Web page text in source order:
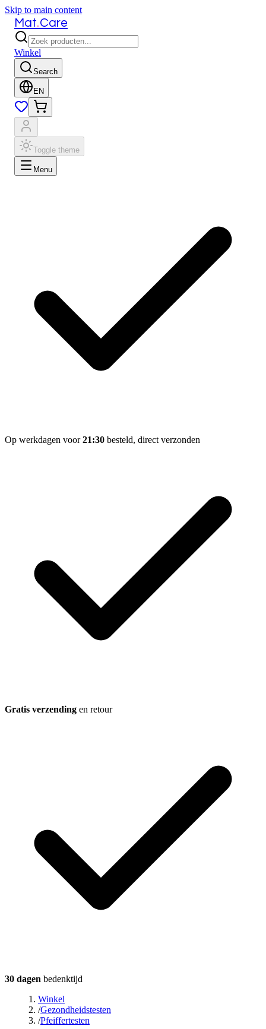
Skip to main content
Mat.Care
Winkel
Search
EN
Toggle theme
Menu
Op werkdagen voor21:30 besteld, direct verzonden
Gratis verzending en retour
30 dagen bedenktijd
Winkel
/Gezondheidstesten
/Pfeiffertesten